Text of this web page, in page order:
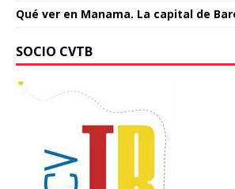
Qué ver en Manama. La capital de
SOCIO CVTB